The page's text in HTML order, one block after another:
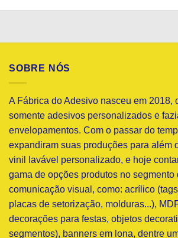
R$124,99
SOBRE NÓS
A Fábrica do Adesivo nasceu em 2018,
somente adesivos personalizados e
envelopamentos. Com o passar do
expandiram suas produções para além
vinil lavável personalizado, e hoje
gama de opções produtos no segmento
comunicação visual, como: acrílico
placas de setorização, molduras...),
decorações para festas, objetos
segmentos), banners em lona, dentre